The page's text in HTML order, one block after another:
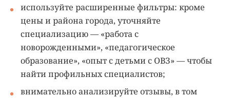
используйте расширенные фильтры: кроме
цены и района города, уточняйте
специализацию — «работа с
новорожденными», «педагогическое
образование», «опыт с детьми с ОВЗ» — чтобы
найти профильных специалистов;
внимательно анализируйте отзывы, в том